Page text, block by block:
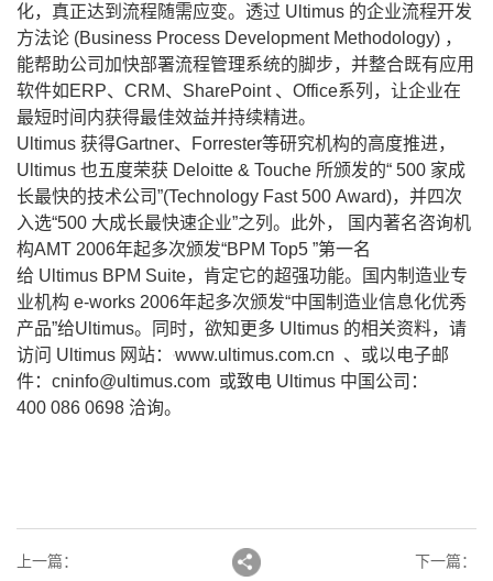
化，真正达到流程随需应变。透过 Ultimus 的企业流程开发
方法论 (Business Process Development Methodology) ，
能帮助公司加快部署流程管理系统的脚步，并整合既有应用
软件如ERP、CRM、SharePoint 、Office系列，让企业在
最短时间内获得最佳效益并持续精进。
Ultimus 获得Gartner、Forrester等研究机构的高度推进，
Ultimus 也五度荣获 Deloitte & Touche 所颁发的“ 500 家成
长最快的技术公司”(Technology Fast 500 Award)，并四次
入选“500 大成长最快速企业”之列。此外， 国内著名咨询机
构AMT 2006年起多次颁发“BPM Top5 ”第一名
给 Ultimus BPM Suite，肯定它的超强功能。国内制造业专
业机构 e-works 2006年起多次颁发“中国制造业信息化优秀
产品”给Ultimus。同时，欲知更多 Ultimus 的相关资料，请
访问 Ultimus 网站：
www.ultimus.com.cn 、或以电子邮
件：cninfo@ultimus.com 或致电 Ultimus 中国公司：
400 086 0698 洽询。
上一篇 ： 下一篇 ：